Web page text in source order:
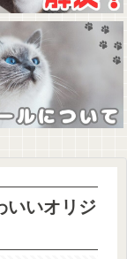
いいオリジ